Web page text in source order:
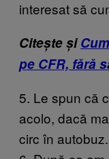
interesat să
Citește și
pe CFR, fără
5. Le spun că
acolo, dacă
circ în autobuz.